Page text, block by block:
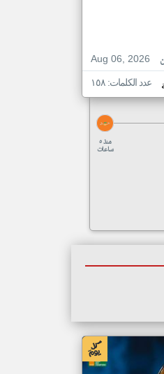
Aug 06, 2026
عدد الكلمات: ١٥٨
منذ ٥
ساعات